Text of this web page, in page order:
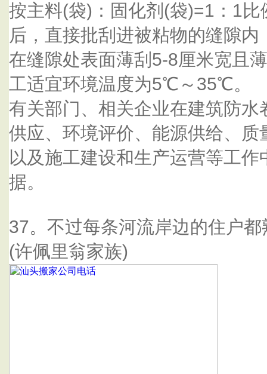
按主料(袋)：固化剂(袋)=1：1
后，直接批刮进被粘物的缝隙
在缝隙处表面薄刮5-8厘米宽且
工适宜环境温度为5℃～35℃。
有关部门、相关企业在建筑防
供应、环境评价、能源供给、
以及施工建设和生产运营等工
据。
37。不过每条河流岸边的住户都
(许佩里翁家族)